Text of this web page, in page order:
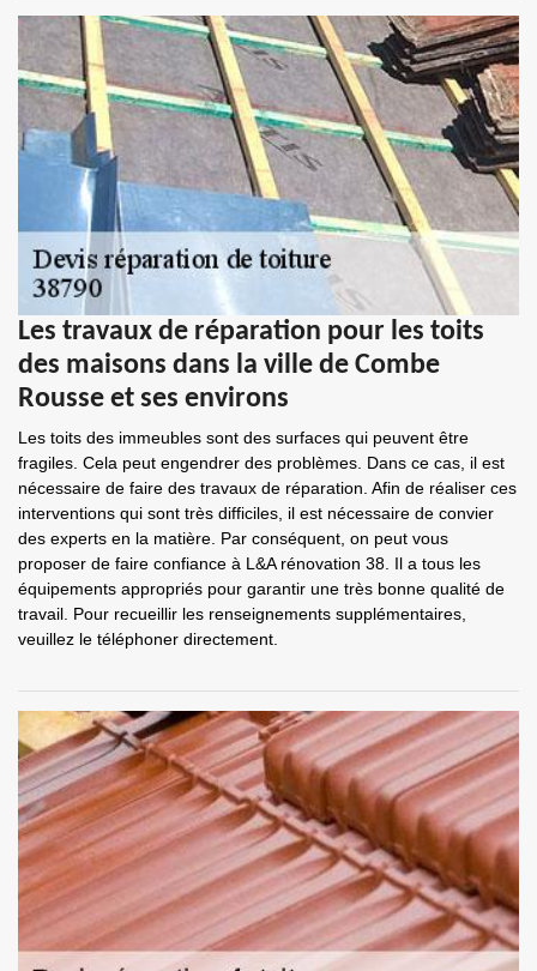
Les travaux de réparation pour les toits
des maisons dans la ville de Combe
Rousse et ses environs
Les toits des immeubles sont des surfaces qui peuvent être
fragiles. Cela peut engendrer des problèmes. Dans ce cas, il est
nécessaire de faire des travaux de réparation. Afin de réaliser ces
interventions qui sont très difficiles, il est nécessaire de convier
des experts en la matière. Par conséquent, on peut vous
proposer de faire confiance à L&A rénovation 38. Il a tous les
équipements appropriés pour garantir une très bonne qualité de
travail. Pour recueillir les renseignements supplémentaires,
veuillez le téléphoner directement.